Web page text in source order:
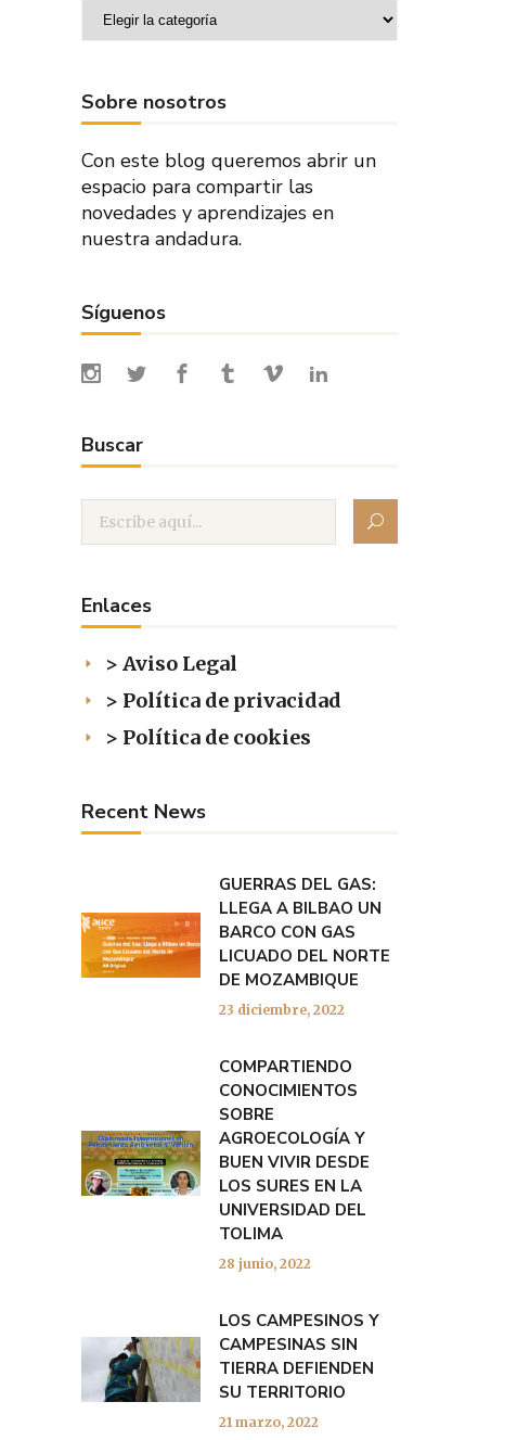
Categoría
Sobre nosotros
Con este blog queremos abrir un
espacio para compartir las
novedades y aprendizajes en
nuestra andadura.
Síguenos
Buscar
Enlaces
> Aviso Legal
> Política de privacidad
> Política de cookies
Recent News
GUERRAS DEL GAS:
LLEGA A BILBAO UN
BARCO CON GAS
LICUADO DEL NORTE
DE MOZAMBIQUE
23 diciembre, 2022
COMPARTIENDO
CONOCIMIENTOS
SOBRE
AGROECOLOGÍA Y
BUEN VIVIR DESDE
LOS SURES EN LA
UNIVERSIDAD DEL
TOLIMA
28 junio, 2022
LOS CAMPESINOS Y
CAMPESINAS SIN
TIERRA DEFIENDEN
SU TERRITORIO
21 marzo, 2022